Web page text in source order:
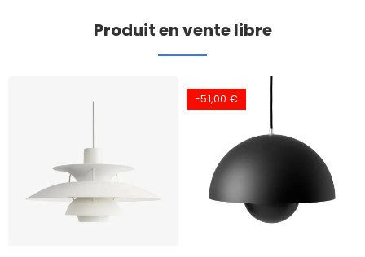
Produit en vente libre
-51,00 €